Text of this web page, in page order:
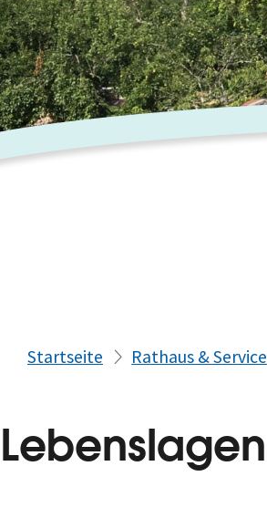
Startseite Rathaus & Service
Lebenslagen